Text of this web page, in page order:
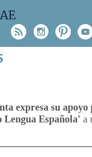
Rss
expresa su apoyo
Lengua Española' a